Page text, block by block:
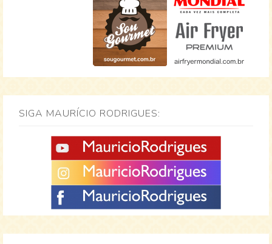
SIGA MAURÍCIO RODRIGUES: